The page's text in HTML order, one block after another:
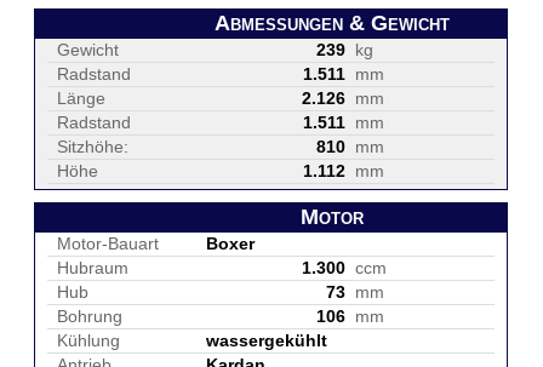
Abmessungen & Gewicht
Gewicht 239 kg
Radstand
1.511 mm
Länge
2.126 mm
Radstand
1.511 mm
Sitzhöhe:
810 mm
Höhe
1.112 mm
Motor
Motor-Bauart
Boxer
Hubraum
1.300 ccm
Hub
73 mm
Bohrung
106 mm
Kühlung
wassergekühlt